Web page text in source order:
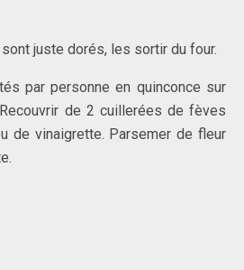
juste dorés, les sortir du four.
par personne en quinconce sur
de 2 cuillerées de fèves
de vinaigrette. Parsemer de fleur